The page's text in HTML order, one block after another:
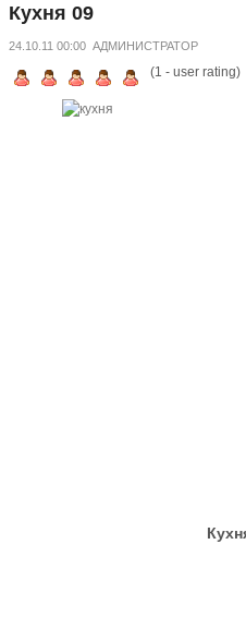
Кухня 09
24.10.11 00:00 АДМИНИСТРАТОР
(1 - user rating)